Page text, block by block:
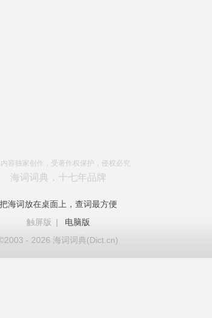
内容独家创作，受著作权保护，侵权必究
海词词典，十七年品牌
把海词放在桌面上，查词最方便
触屏版
|
电脑版
- 2026 海词词典(Dict.cn)